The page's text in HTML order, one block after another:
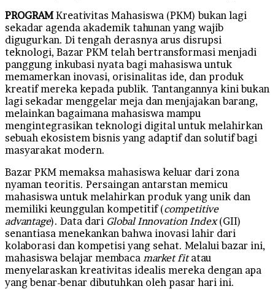
PROGRAMKreativitas Mahasiswa (PKM) bukan lagi
sekadar agenda akademik tahunan yang wajib
digugurkan. Di tengah derasnya arus disrupsi
teknologi, Bazar PKM telah bertransformasi menjadi
panggung inkubasi nyata bagi mahasiswa untuk
memamerkan inovasi, orisinalitas ide, dan produk
kreatif mereka kepada publik. Tantangannya kini bukan
lagi sekadar menggelar meja dan menjajakan barang,
melainkan bagaimana mahasiswa mampu
mengintegrasikan teknologi digital untuk melahirkan
sebuah ekosistem bisnis yang adaptif dan solutif bagi
masyarakat modern.
Bazar PKM memaksa mahasiswa keluar dari zona
nyaman teoritis. Persaingan antarstan memicu
mahasiswa untuk melahirkan produk yang unik dan
memiliki keunggulan kompetitif (competitive
advantage). Data dari Global Innovation Index(GII)
senantiasa menekankan bahwa inovasi lahir dari
kolaborasi dan kompetisi yang sehat. Melalui bazar ini,
mahasiswa belajar membaca market fitatau
menyelaraskan kreativitas idealis mereka dengan apa
yang benar-benar dibutuhkan oleh pasar hari ini.